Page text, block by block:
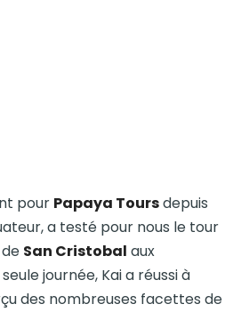
pour Papaya Toursdepuis
a testé pour nous le tour
San Cristobal aux
seule journée, Kai a réussi à
des nombreuses facettes de